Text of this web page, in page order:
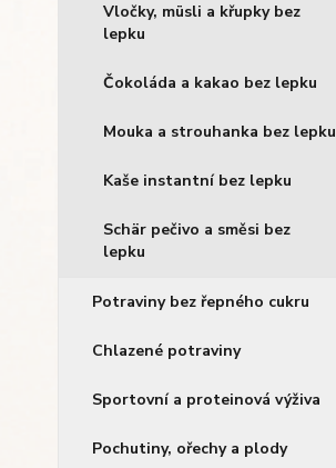
Vločky, müsli a křupky bez
lepku
Čokoláda a kakao bez lepku
Mouka a strouhanka bez lepku
Kaše instantní bez lepku
Schär pečivo a směsi bez
lepku
Potraviny bez řepného cukru
Chlazené potraviny
Sportovní a proteinová výživa
Pochutiny, ořechy a plody